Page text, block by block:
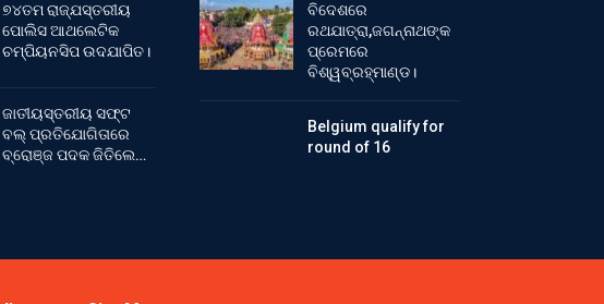
୭୪ତମ ରାଜ୍ଯସ୍ତରୀୟ
ପୋଲିସ ଆଥଲେଟିକ
ଚମ୍ପିୟନସିପ ଉଦଯାପିତ।
ଜାତୀୟସ୍ତରୀୟ ସଫ୍ଟ
ବଲ୍ ପ୍ରତିଯୋଗିତାରେ
ବ୍ରୋଞ୍ଜ ପଦକ ଜିତିଲେ…
ବିଦେଶରେ
ରଥଯାତ୍ରା,ଜଗନ୍ନାଥଙ୍କ
ପ୍ରେମରେ
ବିଶ୍ୱବ୍ରହ୍ମାଣ୍ଡ।
Belgium qualify for
round of 16